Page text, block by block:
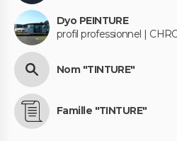
Dyo PEINTURE
profil professionnel |
Nom "TINTURE"
Famille "TINTURE"